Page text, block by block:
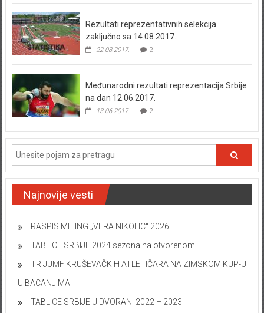
Rezultati reprezentativnih selekcija
zaključno sa 14.08.2017.
22.08.2017. 2
Međunarodni rezultati reprezentacija Srbije
na dan 12.06.2017.
13.06.2017. 2
Najnovije vesti
RASPIS MITING „VERA NIKOLIC“ 2026
TABLICE SRBIJE 2024 sezona na otvorenom
TRIJUMF KRUŠEVAČKIH ATLETIČARA NA ZIMSKOM KUP-U
U BACANJIMA
TABLICE SRBIJE U DVORANI 2022 – 2023